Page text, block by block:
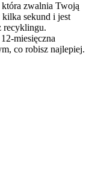
zwalnia Twoją
kilka sekund i jest
recyklingu.
miesięczna
co robisz najlepiej.